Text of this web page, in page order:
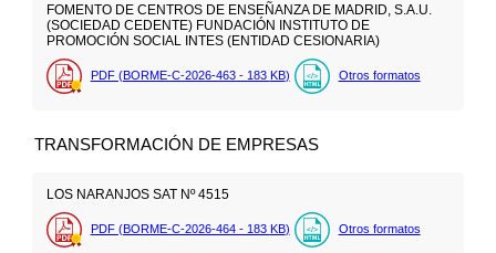
FOMENTO DE CENTROS DE ENSEÑANZA DE MADRID, S.A.U.
(SOCIEDAD CEDENTE) FUNDACIÓN INSTITUTO DE
PROMOCIÓN SOCIAL INTES (ENTIDAD CESIONARIA)
PDF (BORME-C-2026-463 - 183 KB) Otros formatos
TRANSFORMACIÓN DE EMPRESAS
LOS NARANJOS SAT Nº 4515
PDF (BORME-C-2026-464 - 183 KB) Otros formatos